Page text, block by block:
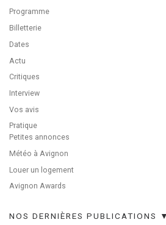
Programme
Billetterie
Dates
Actu
Critiques
Interview
Vos avis
Pratique
Petites annonces
Météo à Avignon
Louer un logement
Avignon Awards
NOS DERNIÈRES PUBLICATIONS ▼